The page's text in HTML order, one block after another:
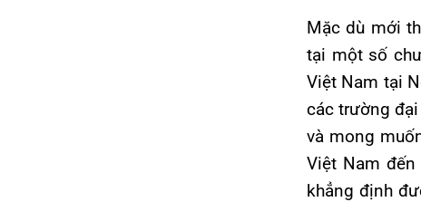
Mặc dù mới
tại một số
Việt Nam tại
các trường
và mong
Việt Nam
khẳng định